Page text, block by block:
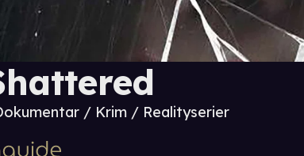
/ Krim / Realityserier